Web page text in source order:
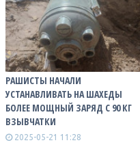
РАШИСТЫ НАЧАЛИ
УСТАНАВЛИВАТЬ НА ШАХЕДЫ
БОЛЕЕ МОЩНЫЙ ЗАРЯД С 90 КГ
ВЗЫВЧАТКИ
2025-05-21 11:28